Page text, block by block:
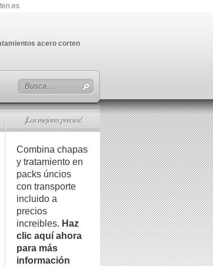
acero corten
¡Los mejores precios!
Combina chapas
y tratamiento en
packs úncios
con transporte
incluido a
precios
increibles. Haz
clic aquí ahora
para más
información